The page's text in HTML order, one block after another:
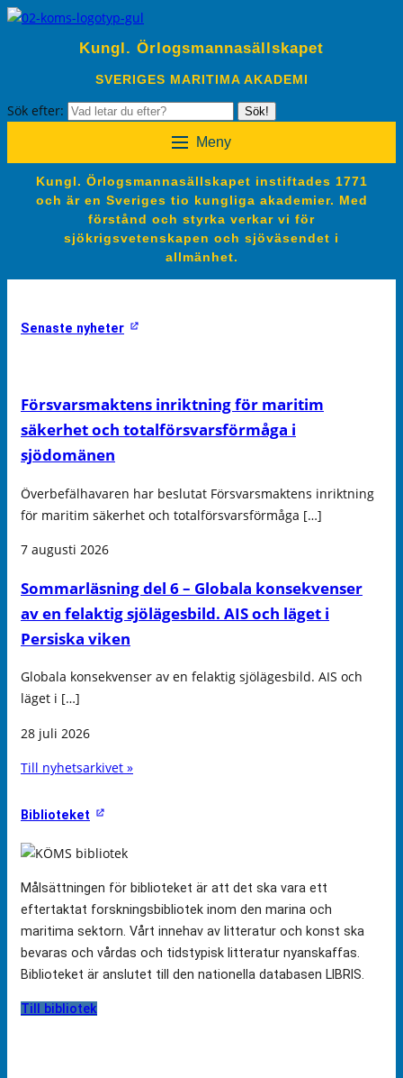
Kungl. Örlogsmannasällskapet
SVERIGES MARITIMA AKADEMI
Sök efter: Sök!
Meny
Kungl. Örlogsmannasällskapet instiftades 1771
och är en Sveriges tio kungliga akademier. Med
förstånd och styrka verkar vi för
sjökrigsvetenskapen och sjöväsendet i
allmänhet.
Senaste nyheter
Försvarsmaktens inriktning för maritim
säkerhet och totalförsvarsförmåga i
sjödomänen
Överbefälhavaren har beslutat Försvarsmaktens inriktning
för maritim säkerhet och totalförsvarsförmåga […]
7 augusti 2026
Sommarläsning del 6 – Globala konsekvenser
av en felaktig sjölägesbild. AIS och läget i
Persiska viken
Globala konsekvenser av en felaktig sjölägesbild. AIS och
läget i […]
28 juli 2026
Till nyhetsarkivet »
Biblioteket
Målsättningen för biblioteket är att det ska vara ett
eftertaktat forskningsbibliotek inom den marina och
maritima sektorn. Vårt innehav av litteratur och konst ska
bevaras och vårdas och tidstypisk litteratur nyanskaffas.
Biblioteket är anslutet till den nationella databasen LIBRIS.
Till bibliotek